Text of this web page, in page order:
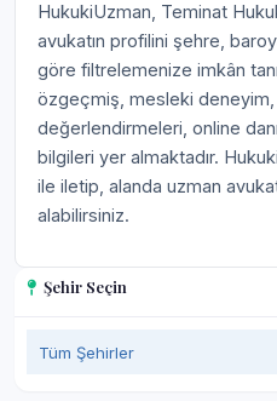
Şehir Seçin
Tüm Şehirler
HukukiUzman, Teminat
avukatın profilini şehre,
göre filtrelemenize imkân
özgeçmiş, mesleki
değerlendirmeleri, online
bilgileri yer almaktadır.
ile iletip, alanda uzman
alabilirsiniz.